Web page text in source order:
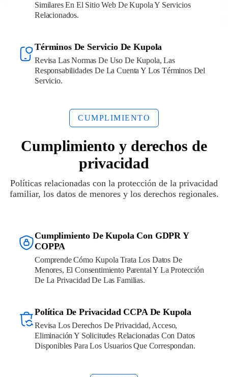
Similares En El Sitio Web De Kupola Y Servicios
Relacionados.
Términos De Servicio De Kupola
Revisa Las Normas De Uso De Kupola, Las
Responsabilidades De La Cuenta Y Los Términos Del
Servicio.
CUMPLIMIENTO
Cumplimiento y derechos de
privacidad
Políticas relacionadas con la protección de la privacidad
familiar, los datos de menores y los derechos regionales.
Cumplimiento De Kupola Con GDPR Y
COPPA
Comprende Cómo Kupola Trata Los Datos De
Menores, El Consentimiento Parental Y La Protección
De La Privacidad De Las Familias.
Política De Privacidad CCPA De Kupola
Revisa Los Derechos De Privacidad, Acceso,
Eliminación Y Solicitudes Relacionadas Con Datos
Disponibles Para Los Usuarios Que Correspondan.